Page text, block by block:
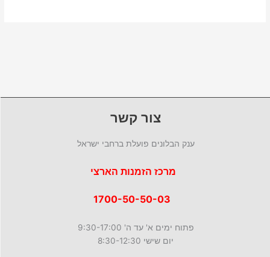
צור קשר
ענק הבלונים פועלת ברחבי ישראל
מרכז הזמנות הארצי
פתוח ימים א' עד ה' 9:30-17:00
יום שישי 8:30-12:30